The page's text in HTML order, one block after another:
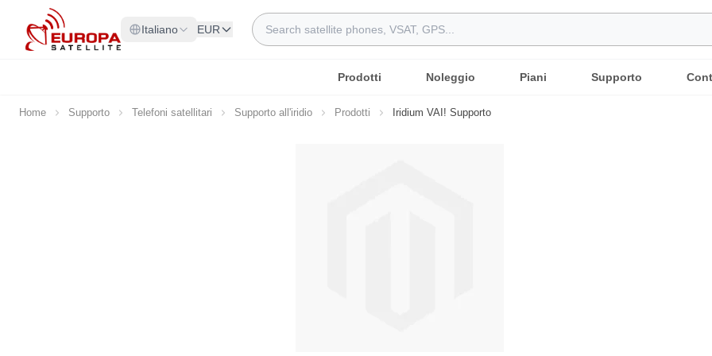
Skip to Content
Italiano EUR
Search
Prodotti Noleggio Piani Supporto
Home Supporto Telefoni satellitari Supporto all'iridio Prodotti Iridium VAI! Supporto